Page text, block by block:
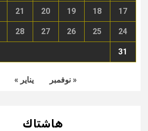
17
18
19
20
21
24
25
26
27
28
31
« نوفمبر يناير »
هاشتاك